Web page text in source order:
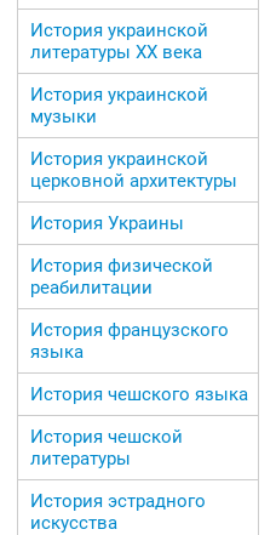
История украинской
литературы ХХ века
История украинской
музыки
История украинской
церковной архитектуры
История Украины
История физической
реабилитации
История французского
языка
История чешского языка
История чешской
литературы
История эстрадного
искусства